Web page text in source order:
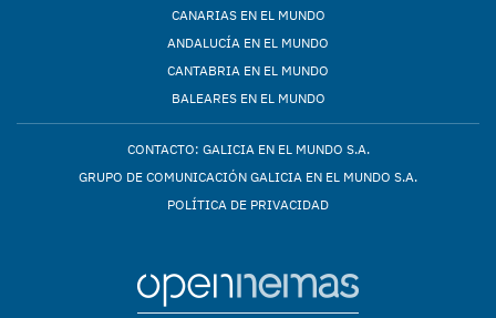
CANARIAS EN EL MUNDO
ANDALUCÍA EN EL MUNDO
CANTABRIA EN EL MUNDO
BALEARES EN EL MUNDO
CONTACTO: GALICIA EN EL MUNDO S.A.
GRUPO DE COMUNICACIÓN GALICIA EN EL MUNDO S.A.
POLÍTICA DE PRIVACIDAD